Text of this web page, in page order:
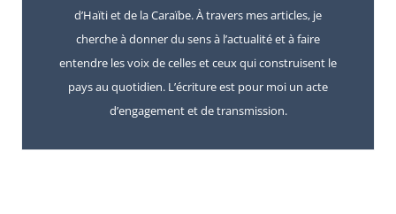
d’Haïti et de la Caraïbe. À travers mes articles, je
cherche à donner du sens à l’actualité et à faire
entendre les voix de celles et ceux qui construisent le
pays au quotidien. L’écriture est pour moi un acte
d’engagement et de transmission.